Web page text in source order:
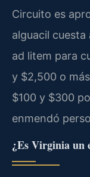
Circuito es
alguacil
ad litem para
y $2,500 o
$100 y $300
enmendó
¿Es Virginia un